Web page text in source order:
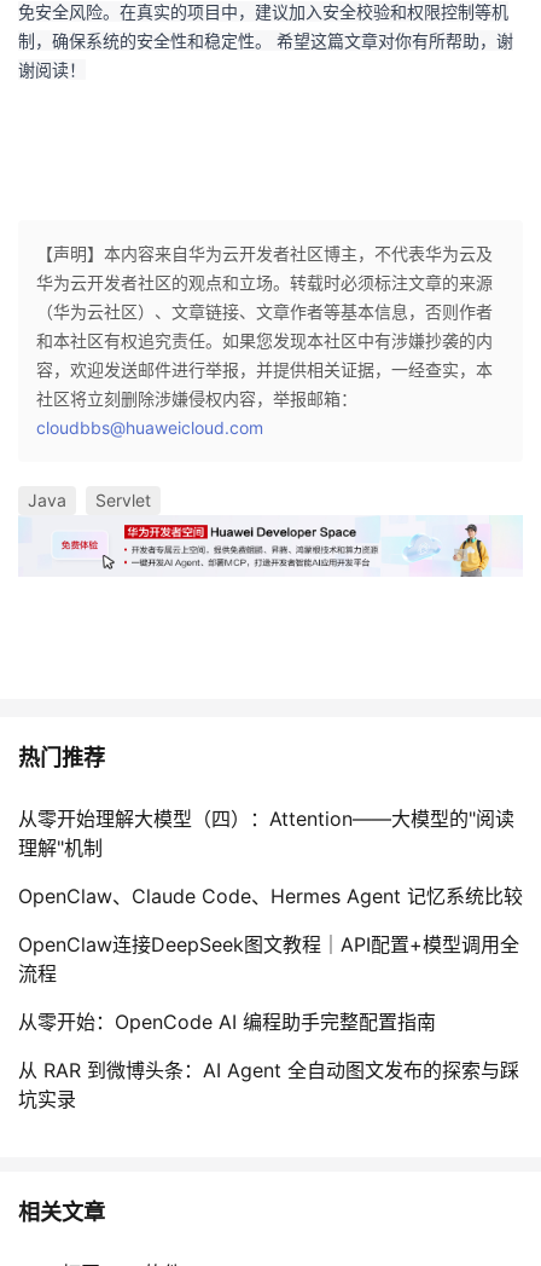
免安全风险。在真实的项目中，建议加入安全校验和权限控制等机
制，确保系统的安全性和稳定性。 希望这篇文章对你有所帮助，谢
谢阅读！
【声明】本内容来自华为云开发者社区博主，不代表华为云及
华为云开发者社区的观点和立场。转载时必须标注文章的来源
（华为云社区）、文章链接、文章作者等基本信息，否则作者
和本社区有权追究责任。如果您发现本社区中有涉嫌抄袭的内
容，欢迎发送邮件进行举报，并提供相关证据，一经查实，本
社区将立刻删除涉嫌侵权内容，举报邮箱：
cloudbbs@huaweicloud.com
Java Servlet
热门推荐
从零开始理解大模型（四）：Attention——大模型的"阅读
理解"机制
OpenClaw、Claude Code、Hermes Agent 记忆系统比较
OpenClaw连接DeepSeek图文教程｜API配置+模型调用全
流程
从零开始：OpenCode AI 编程助手完整配置指南
从 RAR 到微博头条：AI Agent 全自动图文发布的探索与踩
坑实录
相关文章